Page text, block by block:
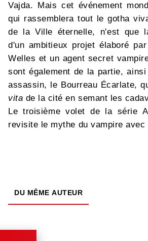
Vajda. Mais cet événement
qui rassemblera tout le gotha
de la Ville éternelle, n'est que
d'un ambitieux projet élaboré
Welles et un agent secret
sont également de la partie,
assassin, le Bourreau Écarlate,
vita de la cité en semant les
Le troisième volet de la série
revisite le mythe du vampire avec
DU MÊME AUTEUR